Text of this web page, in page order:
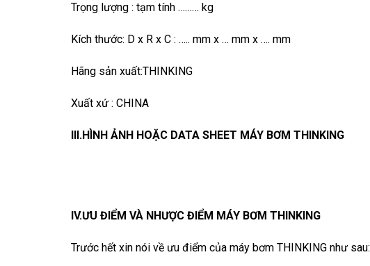
Trọng lượng : tạm tính ……… kg
Kích thước: D x R x C : ….. mm x … mm x …. mm
Hãng sản xuất:THINKING
Xuất xứ : CHINA
III.HÌNH ẢNH HOẶC DATA SHEET MÁY BƠM THINKING
IV.ƯU ĐIỂM VÀ NHƯỢC ĐIỂM MÁY BƠM THINKING
Trước hết xin nói về ưu điểm của máy bơm THINKING như sau: